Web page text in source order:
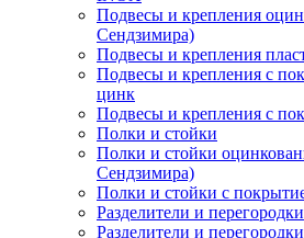
Подвесы и крепления
Сендзимира)
Подвесы и крепления
Подвесы и крепления с
цинк
Подвесы и крепления с
Полки и стойки
Полки и стойки
Сендзимира)
Полки и стойки с
Разделители и перегородки
Разделители и